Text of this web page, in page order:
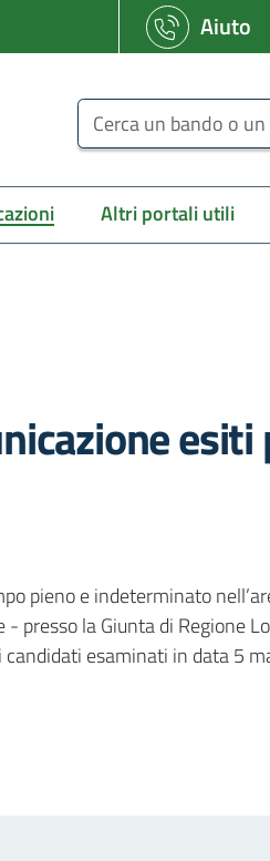
Aiuto
Cerca un bando o un
Altri portali utili
pieno e indeterminato
presso la Giunta di Regione
esaminati in data 5